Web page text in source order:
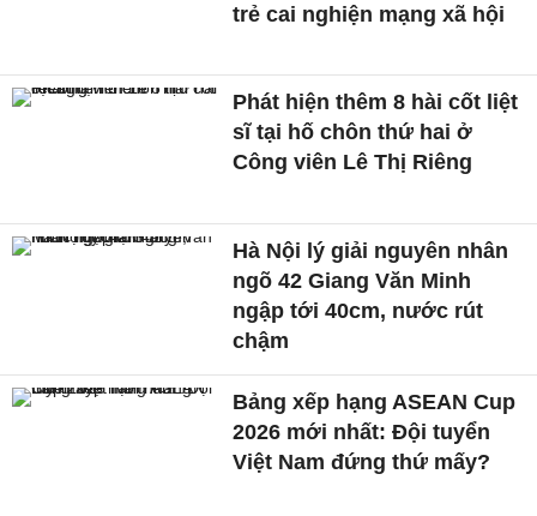
trẻ cai nghiện mạng xã hội
Phát hiện thêm 8 hài cốt liệt
sĩ tại hố chôn thứ hai ở
Công viên Lê Thị Riêng
Hà Nội lý giải nguyên nhân
ngõ 42 Giang Văn Minh
ngập tới 40cm, nước rút
chậm
Bảng xếp hạng ASEAN Cup
2026 mới nhất: Đội tuyển
Việt Nam đứng thứ mấy?